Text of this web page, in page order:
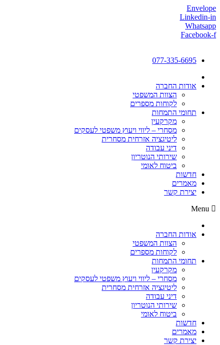
Envelope
Linkedin-in
Whatsapp
Facebook-f
077-335-6695
אודות החברה
הצוות המשפטי
לקוחות מספרים
תחומי התמחות
מקרקעין
מסחרי – ליווי ויעוץ משפטי לעסקים
ליטיגציה אזרחית מסחרית
דיני עבודה
שירותי הנוטריון
ביטוח לאומי
חדשות
מאמרים
יצירת קשר
Menu
אודות החברה
הצוות המשפטי
לקוחות מספרים
תחומי התמחות
מקרקעין
מסחרי – ליווי ויעוץ משפטי לעסקים
ליטיגציה אזרחית מסחרית
דיני עבודה
שירותי הנוטריון
ביטוח לאומי
חדשות
מאמרים
יצירת קשר